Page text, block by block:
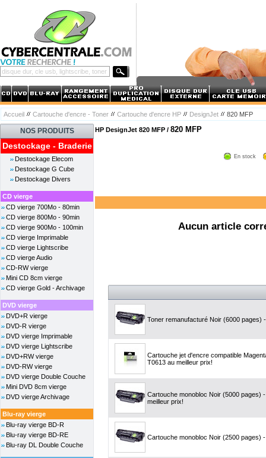
Accueil Cartouche d'encre - Toner Cartouche d'encre HP DesignJet 820 MFP
NOS PRODUITS
Destockage - Braderie
Destockage Elecom
Destockage G Cube
Destockage Divers
CD vierge
CD vierge 700Mo - 80min
CD vierge 800Mo - 90min
CD vierge 900Mo - 100min
CD vierge Imprimable
CD vierge Lightscribe
CD vierge Audio
CD-RW vierge
Mini CD 8cm vierge
CD vierge Gold - Archivage
DVD vierge
DVD+R vierge
DVD-R vierge
DVD vierge Imprimable
DVD vierge Lightscribe
DVD+RW vierge
DVD-RW vierge
DVD vierge Double Couche
Mini DVD 8cm vierge
DVD vierge Archivage
Blu-ray vierge
Blu-ray vierge BD-R
Blu-ray vierge BD-RE
Blu-ray DL Double Couche
HP DesignJet 820 MFP / 820 MFP
En stock
Aucun article
Toner remanufacturé Noir (6000 pages)
Cartouche jet d'encre compatible
T0613 au meilleur prix!
Cartouche monobloc Noir (5000 pages)
meilleur prix!
Cartouche monobloc Noir (2500 pages)